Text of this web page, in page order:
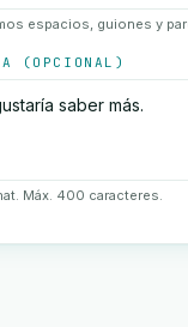
espacios, guiones y
(OPCIONAL)
Máx. 400 caracteres.